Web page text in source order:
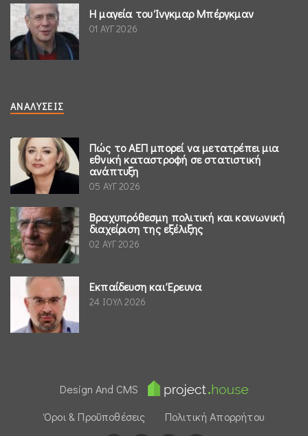
Η μαγεία του Ίνγκμαρ Μπέργκμαν
01 ΑΥΓ 2026
ΑΝΑΛΎΣΕΙΣ
Πώς το ΑΕΠ μπορεί να μετατρέπει μια
εθνική καταστροφή σε στατιστική
ανάπτυξη
05 ΑΥΓ 2026
Βραχυπρόθεσμη πολιτική και κοινωνική
διαχείριση της εξέλιξης
02 ΑΥΓ 2026
Εκπαίδευση και Έρευνα
24 ΙΟΥΛ 2026
Design And CMS
Όροι & Προϋποθέσεις
Πολιτική Απορρήτου